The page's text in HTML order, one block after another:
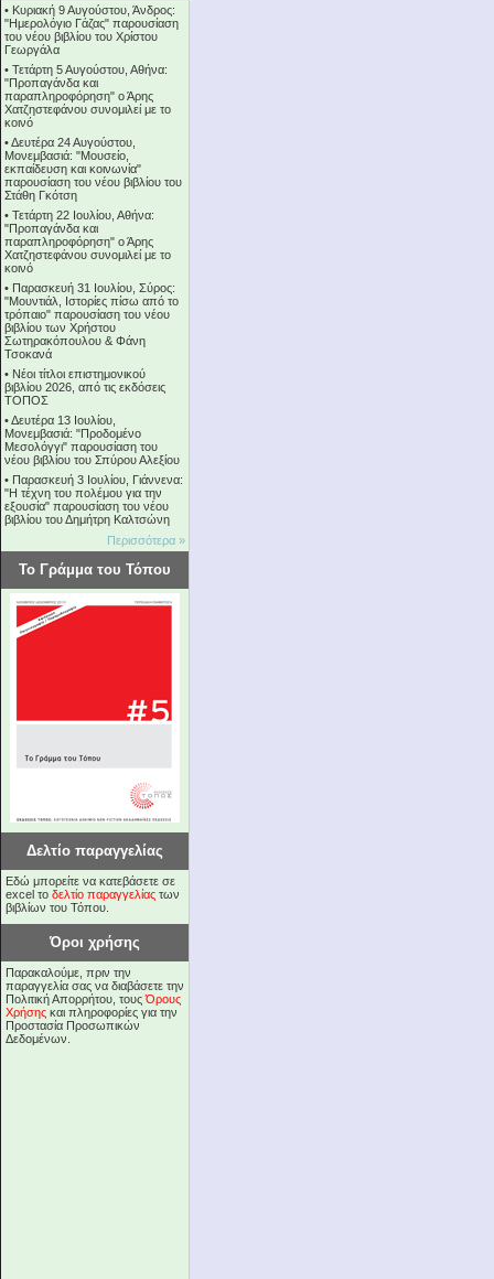
• Κυριακή 9 Αυγούστου, Άνδρος:
"Ημερολόγιο Γάζας" παρουσίαση
του νέου βιβλίου του Χρίστου
Γεωργάλα
• Τετάρτη 5 Αυγούστου, Αθήνα:
"Προπαγάνδα και
παραπληροφόρηση" ο Άρης
Χατζηστεφάνου συνομιλεί με το
κοινό
•Δευτέρα 24 Αυγούστου,
Μονεμβασιά: "Μουσείο,
εκπαίδευση και κοινωνία"
παρουσίαση του νέου βιβλίου του
Στάθη Γκότση
• Τετάρτη 22 Ιουλίου, Αθήνα:
"Προπαγάνδα και
παραπληροφόρηση" ο Άρης
Χατζηστεφάνου συνομιλεί με το
κοινό
• Παρασκευή 31 Ιουλίου, Σύρος:
"Μουντιάλ, Ιστορίες πίσω από το
τρόπαιο" παρουσίαση του νέου
βιβλίου των Χρήστου
Σωτηρακόπουλου & Φάνη
Τσοκανά
• Νέοι τίτλοι επιστημονικού
βιβλίου 2026, από τις εκδόσεις
ΤΟΠΟΣ
•Δευτέρα 13 Ιουλίου,
Μονεμβασιά: "Προδομένο
Μεσολόγγι" παρουσίαση του
νέου βιβλίου του Σπύρου Αλεξίου
• Παρασκευή 3 Ιουλίου, Γιάννενα:
"Η τέχνη του πολέμου για την
εξουσία" παρουσίαση του νέου
βιβλίου του Δημήτρη Καλτσώνη
Περισσότερα »
Το Γράμμα του Τόπου
Δελτίο παραγγελίας
Εδώ μπορείτε να κατεβάσετε σε
excel το δελτίο παραγγελίας των
βιβλίων του Τόπου.
Όροι χρήσης
Παρακαλούμε, πριν την
παραγγελία σας να διαβάσετε την
Πολιτική Απορρήτου, τουςΌρους
Χρήσης και πληροφορίες για την
Προστασία Προσωπικών
Δεδομένων.